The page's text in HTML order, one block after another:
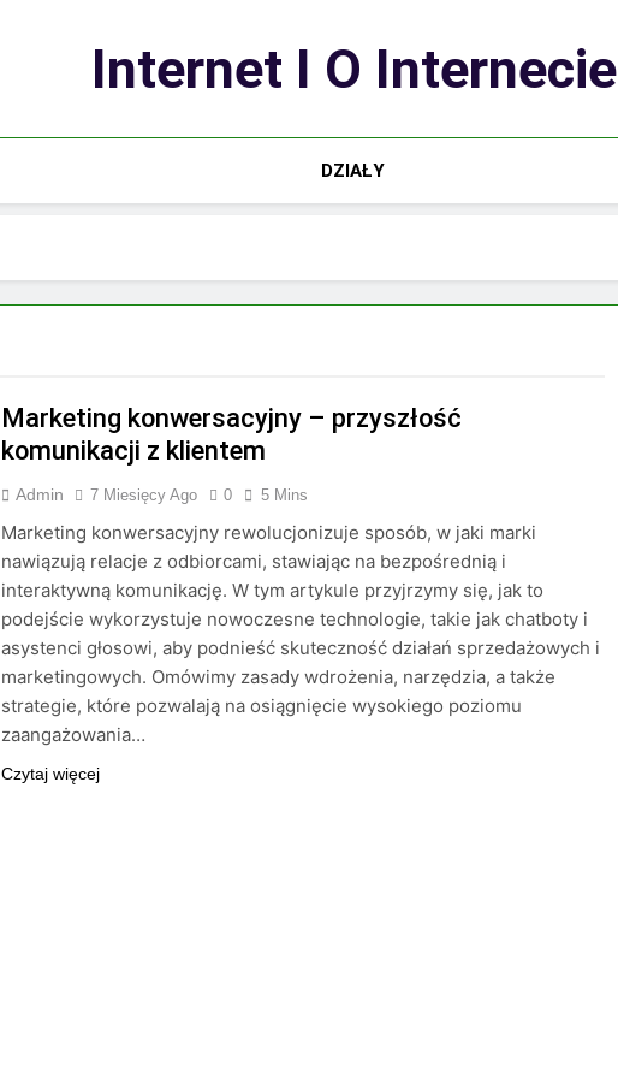
Internet I O Internecie
DZIAŁY
Marketing konwersacyjny – przyszłość
komunikacji z klientem
Admin 7 Miesięcy Ago 0 5 Mins
Marketing konwersacyjny rewolucjonizuje sposób, w jaki marki
nawiązują relacje z odbiorcami, stawiając na bezpośrednią i
interaktywną komunikację. W tym artykule przyjrzymy się, jak to
podejście wykorzystuje nowoczesne technologie, takie jak chatboty i
asystenci głosowi, aby podnieść skuteczność działań sprzedażowych i
marketingowych. Omówimy zasady wdrożenia, narzędzia, a także
strategie, które pozwalają na osiągnięcie wysokiego poziomu
zaangażowania…
Czytaj więcej